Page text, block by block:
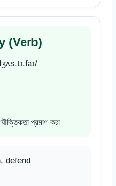
(Verb)
প্রমাণ করা
defend